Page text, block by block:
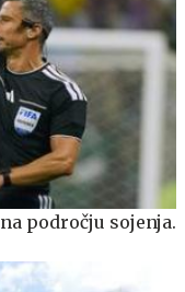
področju sojenja.